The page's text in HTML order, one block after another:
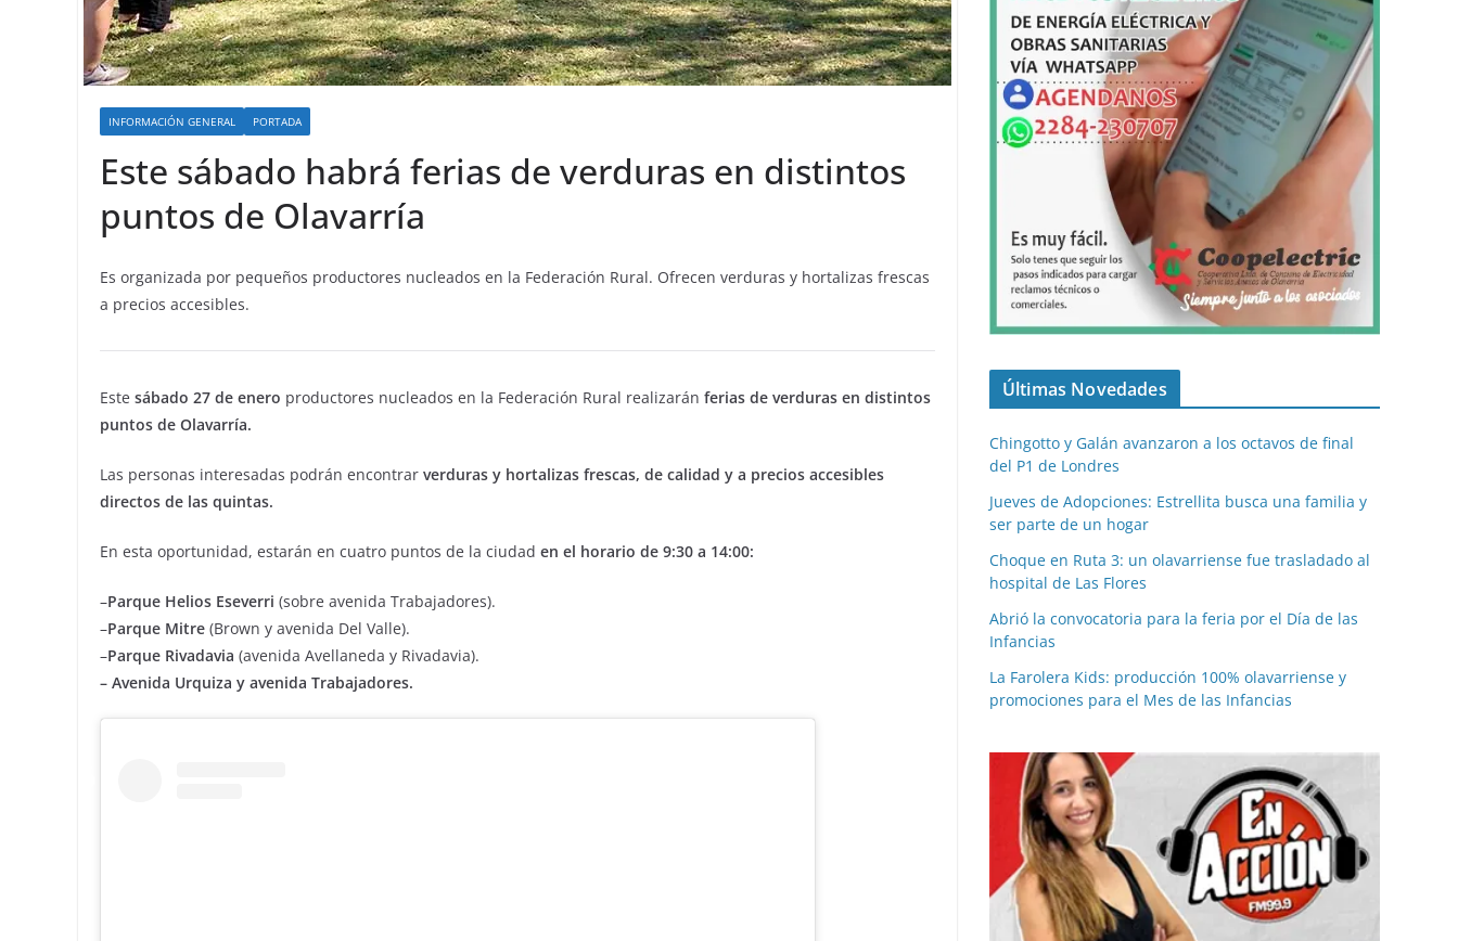
INFORMACIÓN GENERAL PORTADA
Este sábado habrá ferias de verduras en distintos
puntos de Olavarría
Es organizada por pequeños productores nucleados en la Federación Rural. Ofrecen verduras y hortalizas frescas
a precios accesibles.
Este sábado 27 de enero productores nucleados en la Federación Rural realizarán ferias de verduras en distintos
puntos de Olavarría.
Las personas interesadas podrán encontrar verduras y hortalizas frescas, de calidad y a precios accesibles
directos de las quintas.
En esta oportunidad, estarán en cuatro puntos de la ciudad en el horario de 9:30 a 14:00:
–Parque Helios Eseverri (sobre avenida Trabajadores).
–Parque Mitre (Brown y avenida Del Valle).
–Parque Rivadavia (avenida Avellaneda y Rivadavia).
– Avenida Urquiza y avenida Trabajadores.
Últimas Novedades
Chingotto y Galán avanzaron a los octavos de final
del P1 de Londres
Jueves de Adopciones: Estrellita busca una familia y
ser parte de un hogar
Choque en Ruta 3: un olavarriense fue trasladado al
hospital de Las Flores
Abrió la convocatoria para la feria por el Día de las
Infancias
La Farolera Kids: producción 100% olavarriense y
promociones para el Mes de las Infancias